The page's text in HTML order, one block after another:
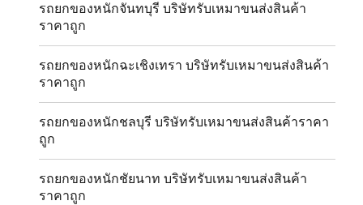
รถยกของหนักจันทบุรี บริษัทรับเหมาขนส่งสินค้า
ราคาถูก
รถยกของหนักฉะเชิงเทรา บริษัทรับเหมาขนส่งสินค้า
ราคาถูก
รถยกของหนักชลบุรี บริษัทรับเหมาขนส่งสินค้าราคา
ถูก
รถยกของหนักชัยนาท บริษัทรับเหมาขนส่งสินค้า
ราคาถูก